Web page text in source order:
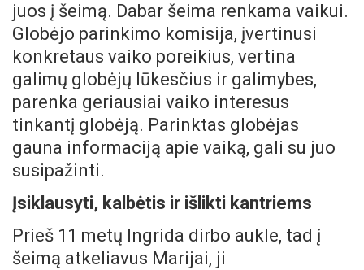
juos į šeimą. Dabar šeima renkama vaikui.
Globėjo parinkimo komisija, įvertinusi
konkretaus vaiko poreikius, vertina
galimų globėjų lūkesčius ir galimybes,
parenka geriausiai vaiko interesus
tinkantį globėją. Parinktas globėjas
gauna informaciją apie vaiką, gali su juo
susipažinti.
Įsiklausyti, kalbėtis ir išlikti kantriems
Prieš 11 metų Ingrida dirbo aukle, tad į
šeimą atkeliavus Marijai, ji